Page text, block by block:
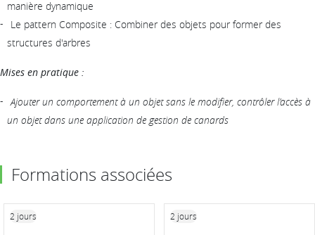
manière dynamique
Le pattern Composite : Combiner des objets pour former des
structures d'arbres
Mises en pratique :
Ajouter un comportement à un objet sans le modifier, contrôler l’accès à
un objet dans une application de gestion de canards
Formations associées
2 jours 2 jours